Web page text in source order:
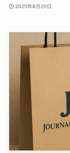
2025年8月20日